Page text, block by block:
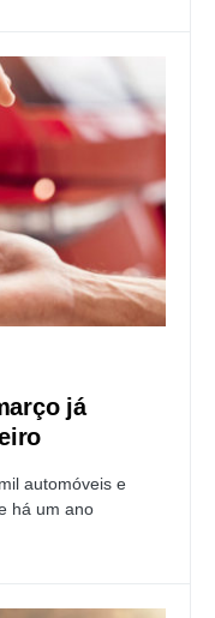
já
automóveis e
há um ano